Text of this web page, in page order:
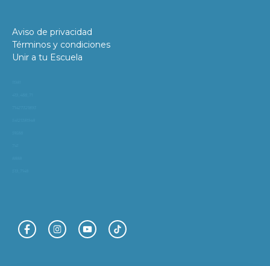
Aviso de privacidad
Términos y condiciones
Unir a tu Escuela